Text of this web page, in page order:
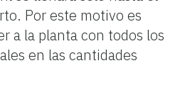
Por este motivo es
a la planta con todos los
en las cantidades